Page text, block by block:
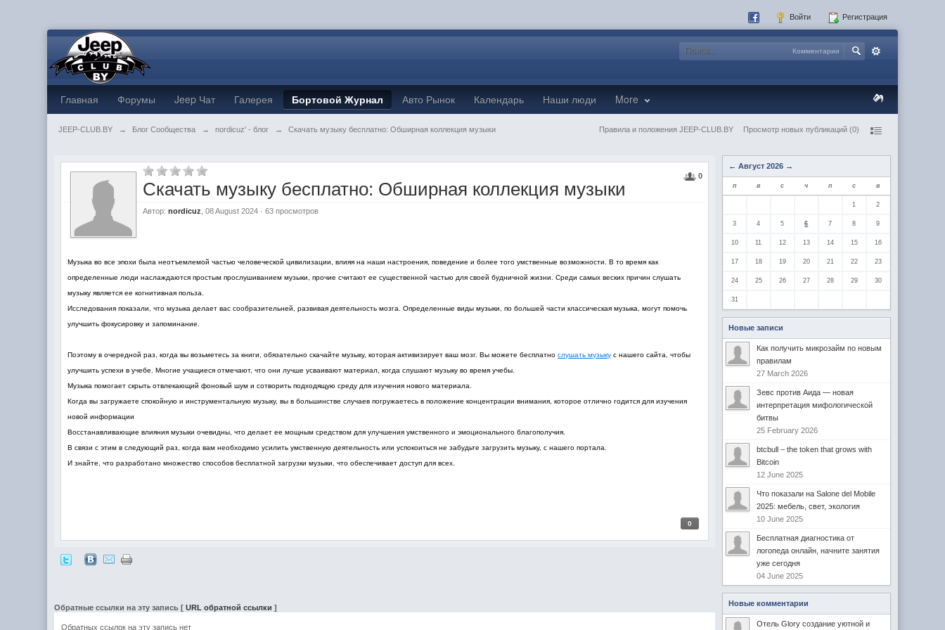
Войти Регистрация
Комментарии
Главная Форумы Jeep Чат Галерея Бортовой Журнал Авто Рынок Календарь Наши люди More
JEEP-CLUB.BY → Блог Сообщества → nordicuz' - блог → Скачать музыку бесплатно: Обширная коллекция музыки Правила и положения JEEP-CLUB.BY Просмотр новых публикаций (0)
0
Скачать музыку бесплатно: Обширная коллекция музыки
Автор:nordicuz , 08 August 2024 · 63 просмотров
Музыка во все эпохи была неотъемлемой частью человеческой цивилизации, влияя на наши настроения, поведение и более того умственные возможности. В то время как
определенные люди наслаждаются простым прослушиванием музыки, прочие считают ее существенной частью для своей будничной жизни. Среди самых веских причин слушать
музыку является ее когнитивная польза.
Исследования показали, что музыка делает вас сообразительней, развивая деятельность мозга. Определенные виды музыки, по большей части классическая музыка, могут помочь
улучшить фокусировку и запоминание.
Поэтому в очередной раз, когда вы возьметесь за книги, обязательно скачайте музыку, которая активизирует ваш мозг. Вы можете бесплатнослушать музыку с нашего сайта, чтобы
улучшить успехи в учебе. Многие учащиеся отмечают, что они лучше усваивают материал, когда слушают музыку во время учебы.
Музыка помогает скрыть отвлекающий фоновый шум и сотворить подходящую среду для изучения нового материала.
Когда вы загружаете спокойную и инструментальную музыку, вы в большинстве случаев погружаетесь в положение концентрации внимания, которое отлично годится для изучения
новой информации
Восстанавливающие влияния музыки очевидны, что делает ее мощным средством для улучшения умственного и эмоционального благополучия.
В связи с этим в следующий раз, когда вам необходимо усилить умственную деятельность или успокоиться не забудьте загрузить музыку, с нашего портала.
И знайте, что разработано множество способов бесплатной загрузки музыки, что обеспечивает доступ для всех.
0
Обратные ссылки на эту запись[URL обратной ссылки ]
Обратных ссылок на эту запись нет
← Август 2026 →
п в с ч п с в
1 2
3 4 5 6 7 8 9
10 11 12 13 14 15 16
17 18 19 20 21 22 23
24 25 26 27 28 29 30
31
Новые записи
Как получить микрозайм по новым
правилам
27 March 2026
Зевс против Аида — новая
интерпретация мифологической
битвы
25 February 2026
btcbull – the token that grows with
Bitcoin
12 June 2025
Что показали на Salone del Mobile
2025: мебель, свет, экология
10 June 2025
Бесплатная диагностика от
логопеда онлайн, начните занятия
уже сегодня
04 June 2025
Новые комментарии
Отель Glory создание уютной и